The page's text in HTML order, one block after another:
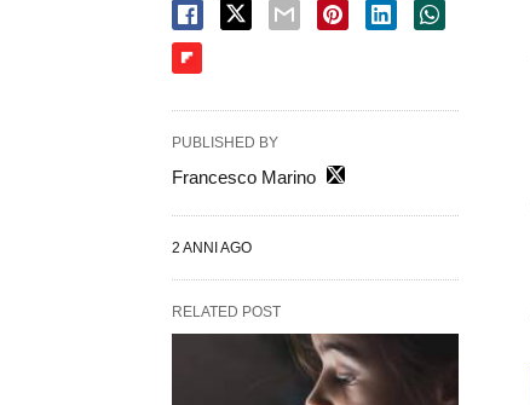
PUBLISHED BY
Francesco Marino
2 ANNI AGO
RELATED POST